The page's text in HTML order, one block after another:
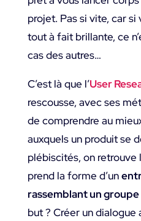
projet. Pas si vite, car
tout à fait brillante, ce
cas des autres…
C’est là que l’User
rescousse, avec ses
de comprendre au
auxquels un produit se
plébiscités, on retrouve
prend la forme d’un
rassemblant un
but ? Créer un dialogue